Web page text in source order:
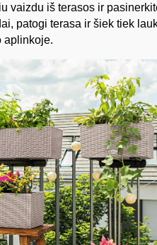
vaizdu iš terasos ir
patogi terasa ir šiek tiek
aplinkoje.